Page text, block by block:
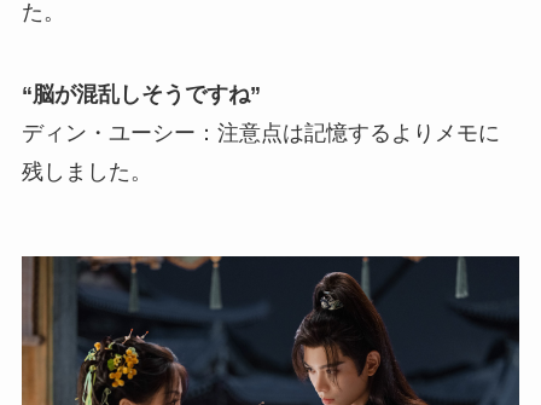
た。
“脳が混乱しそうですね”
ディン・ユーシー：注意点は記憶するよりメモに
残しました。